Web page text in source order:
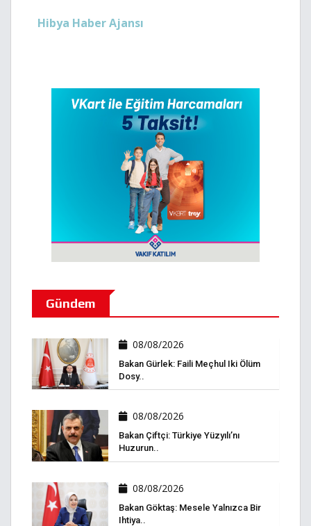
Hibya Haber Ajansı
Gündem
08/08/2026
Bakan Gürlek: Faili Meçhul Iki Ölüm
Dosy..
08/08/2026
Bakan Çiftçi: Türkiye Yüzyılı’nı
Huzurun..
08/08/2026
Bakan Göktaş: Mesele Yalnızca Bir
Ihtiya..